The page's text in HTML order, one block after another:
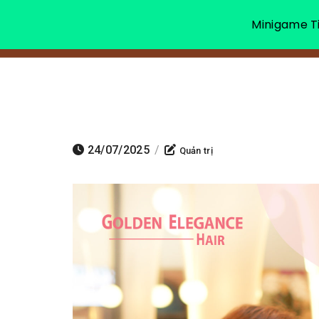
24/07/2025 / Quản trị
Minigame